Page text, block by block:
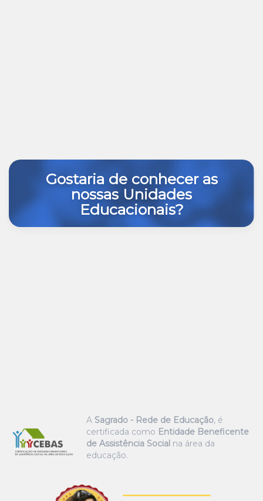
Gostaria de conhecer as
nossas Unidades
Educacionais?
A Sagrado - Rede de Educação, é
certificada como Entidade Beneficente
de Assistência Social na área da
educação.